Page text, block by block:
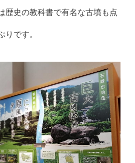
歴史の教科書で有名な古墳も点
りです。